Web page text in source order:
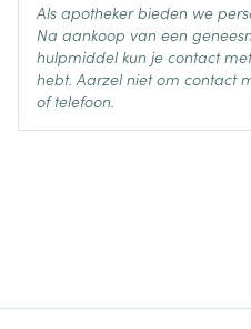
Als apotheker bieden we
Na aankoop van een
hulpmiddel kun je contact
hebt. Aarzel niet om contact
of telefoon.